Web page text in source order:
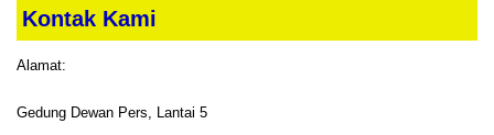
Kontak Kami
Alamat:
Gedung Dewan Pers, Lantai 5